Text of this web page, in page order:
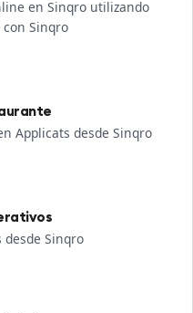
en Sinqro utilizando
Sinqro
Applicats desde Sinqro
Sinqro